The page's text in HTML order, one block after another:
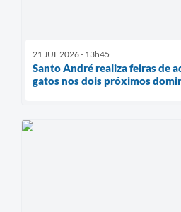
21 JUL 2026 - 13h45
Santo André realiza feiras de
gatos nos dois próximos